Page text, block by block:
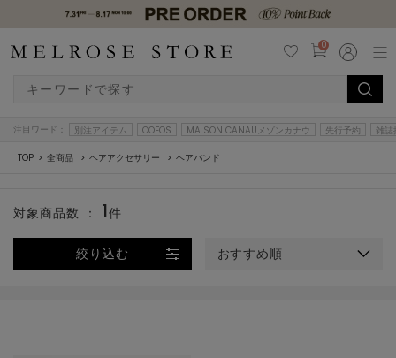
0
注目ワード： 別注アイテム OOFOS MAISON CANAUメゾンカナウ 先行予約 雑誌
TOP 全商品 ヘアアクセサリー ヘアバンド
絞り込む おすすめ順
対象商品数 ： 1件